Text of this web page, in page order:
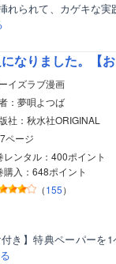
れられて、カゲキな
イズラブ漫画
：夢唄よつば
社：秋水社ORIGINAL
ページ
レンタル：400ポイント
購入：648ポイント
（155）
付き】特典ペーパーを